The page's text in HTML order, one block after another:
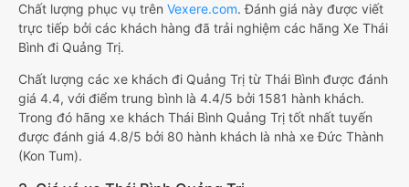
Chất lượng phục vụ trên Vexere.com. Đánh giá này được viết
trực tiếp bởi các khách hàng đã trải nghiệm các hãng Xe Thái
Bình đi Quảng Trị.
Chất lượng các xe khách đi Quảng Trị từ Thái Bình được đánh
giá 4.4, với điểm trung bình là 4.4/5 bởi 1581 hành khách.
Trong đó hãng xe khách Thái Bình Quảng Trị tốt nhất tuyến
được đánh giá 4.8/5 bởi 80 hành khách là nhà xe Đức Thành
(Kon Tum).